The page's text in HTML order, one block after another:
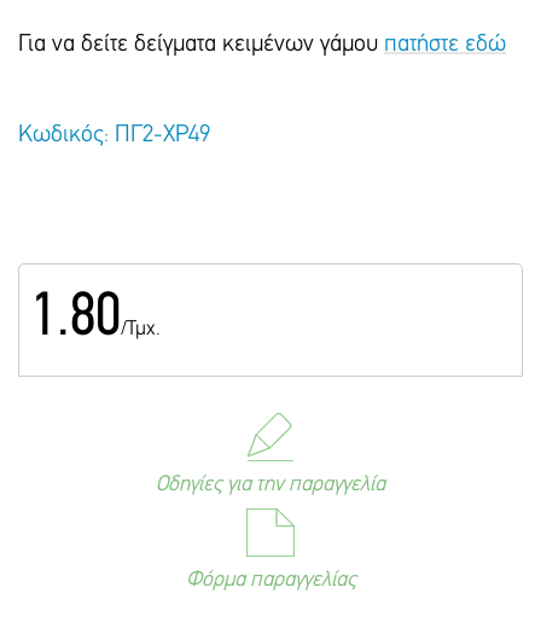
Για να δείτε δείγματα κειμένων γάμου πατήστε εδώ
Κωδικός: ΠΓ2-ΧΡ49
1.80/Τμχ.
Οδηγίες για την παραγγελία
Φόρμα παραγγελίας